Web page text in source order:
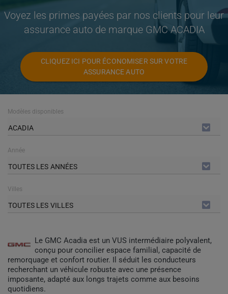
Voyez les primes payées par nos clients pour leur
assurance auto de marque GMC ACADIA
CLIQUEZ ICI POUR ÉCONOMISER SUR VOTRE
ASSURANCE AUTO
Modèles disponibles
ACADIA
Année
TOUTES LES ANNÉES
Villes
TOUTES LES VILLES
Le GMC Acadia est un VUS intermédiaire polyvalent,
conçu pour concilier espace familial, capacité de
remorquage et confort routier. Il séduit les conducteurs
recherchant un véhicule robuste avec une présence
imposante, adapté aux longs trajets comme aux besoins
quotidiens.